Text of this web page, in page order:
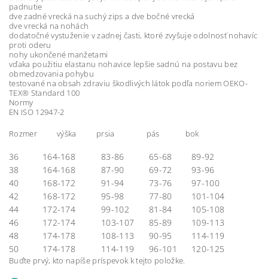
padnutie
dve zadné vrecká na suchý zips a dve bočné vrecká
dve vrecká na nohách
dodatočné vystuženie v zadnej časti, ktoré zvyšuje odolnosť nohavíc
proti oderu
nohy ukončené manžetami
vďaka použitiu elastanu nohavice lepšie sadnú na postavu bez
obmedzovania pohybu
testované na obsah zdraviu škodlivých látok podľa noriem OEKO-
TEX® Standard 100
Normy
EN ISO 12947-2
Rozmer výška prsia pás bok
36 164-168 83-86 65-68
89-92
38
164-168 87-90 69-72
93-96
40 168-172 91-94 73-76
97-100
42
168-172 95-98 77-80
101-104
44 172-174 99-102 81-84
105-108
46 172-174 103-107 85-89
109-113
48
174-178 108-113 90-95
114-119
50 174-178 114-119 96-101 120-125
Buďte prvý, kto napíše príspevok k tejto položke.